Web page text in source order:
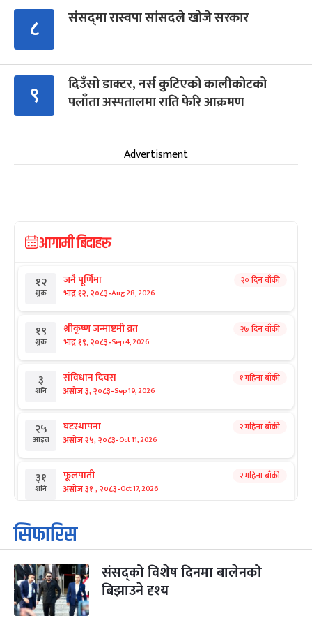
८ संसद्‍मा रास्वपा सांसदले खोजे सरकार
९
दिउँसो डाक्टर, नर्स कुटिएको कालीकोटको
पलाँता अस्पतालमा राति फेरि आक्रमण
Advertisment
आगामी बिदाहरु
१२
शुक्र
जनै पूर्णिमा
भाद्र १२, २०८३-Aug 28, 2026
२० दिन बाँकी
१९
शुक्र
श्रीकृष्ण जन्माष्टमी व्रत
भाद्र १९, २०८३-Sep 4, 2026
२७ दिन बाँकी
३
शनि
संविधान दिवस
असोज ३, २०८३-Sep 19, 2026
१ महिना बाँकी
२५
आइत
घटस्थापना
असोज २५, २०८३-Oct 11, 2026
२ महिना बाँकी
३१
शनि
फूलपाती
असोज ३१ , २०८३-Oct 17, 2026
२ महिना बाँकी
१
आइत
कार्तिक सङ्क्रान्ति
कार्तिक १, २०८३
३
मंगल
महानवमी
कार्तिक ३, २०८३-Oct 20, 2026
२ महिना बाँकी
सिफारिस
संसद्को विशेष दिनमा बालेनको
बिझाउने दृश्य